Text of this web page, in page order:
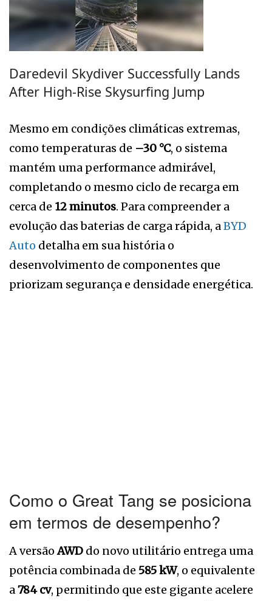
Daredevil Skydiver Successfully Lands
After High-Rise Skysurfing Jump
Mesmo em condições climáticas extremas,
como temperaturas de –30 °C, o sistema
mantém uma performance admirável,
completando o mesmo ciclo de recarga em
cerca de 12 minutos. Para compreender a
evolução das baterias de carga rápida, a BYD
Auto detalha em sua história o
desenvolvimento de componentes que
priorizam segurança e densidade energética.
Como o Great Tang se posiciona
em termos de desempenho?
A versãoAWD do novo utilitário entrega uma
potência combinada de 585 kW, o equivalente
a784 cv, permitindo que este gigante acelere